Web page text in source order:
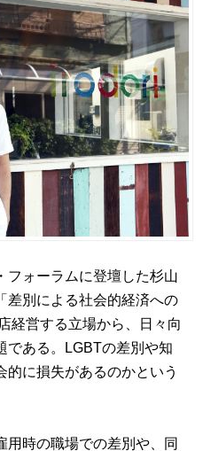
フォーラムに登壇した杉山
差別による社会的経済への
経営する立場から、日々向
である。LGBTの差別や知
に損失があるのかという
用時の職場での差別や、同